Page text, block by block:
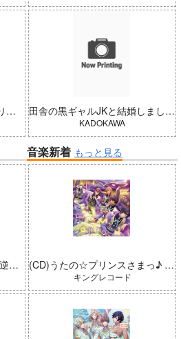
別冊 二人でロ☆リコメばかり描いていた 藍（五藤加純イラストCollection） 田舎の黒ギャルJKと結婚しました 4
KADOKAWA
メガハウス コードギアス 反逆のルルーシュ るかっぷ 枢木スザク 完成品
音楽新着 もっと見る
(CD)うたの☆プリンスさまっ♪ LIVE EMOTION 2nd Anniversary CD レン・翔・セシル・嶺二・綺羅
キングレコード